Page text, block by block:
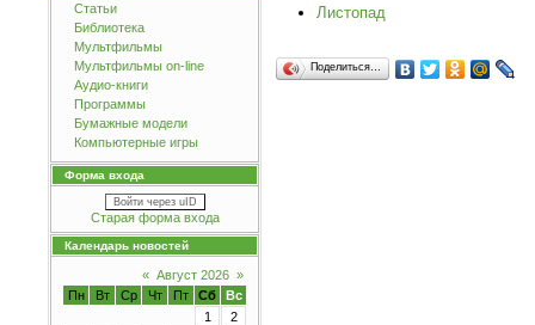
Статьи
Библиотека
Мультфильмы
Мультфильмы on-line
Аудио-книги
Программы
Бумажные модели
Компьютерные игры
Форма входа
Войти через uID
Старая форма входа
Календарь новостей
« Август 2026 »
Пн
Вт Ср Чт Пт Сб
Вс
1
2
Листопад
Поделиться…